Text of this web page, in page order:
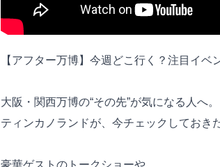
【アフター万博】今週どこ行く？注目イベ
大阪・関西万博の“その先”が気になる人へ。
ティンカノランドが、今チェックしておき
豪華ゲストのトークショーや、